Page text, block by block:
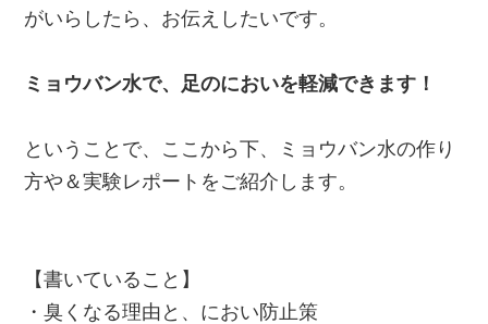
がいらしたら、お伝えしたいです。
ミョウバン水で、足のにおいを軽減できます！
ということで、ここから下、ミョウバン水の作り
方や＆実験レポートをご紹介します。
【書いていること】
・臭くなる理由と、におい防止策